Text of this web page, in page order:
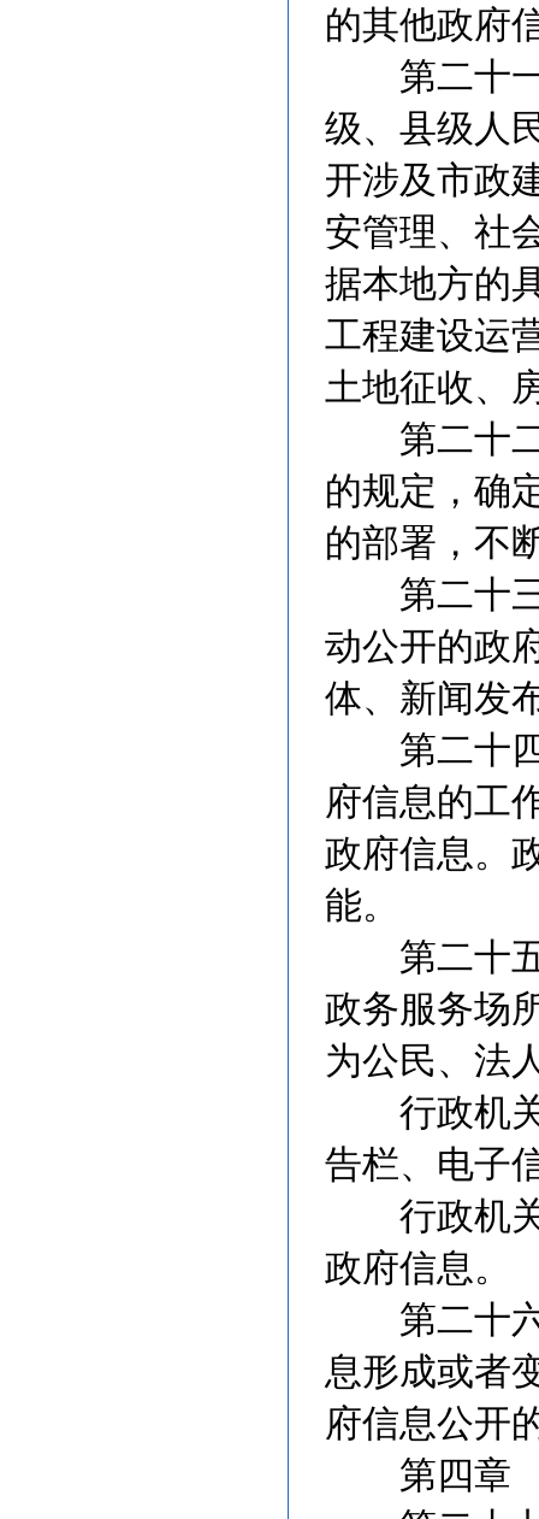
的其他政府
第二十一
级、县级人
开涉及市政
安管理、社
据本地方的
工程建设运
土地征收、
第二十二
的规定，确
的部署，不
第二十三
动公开的政
体、新闻发
第二十四
府信息的工
政府信息。
能。
第二十五
政务服务场
为公民、法
行政机关
告栏、电子
行政机关
政府信息。
第二十六
息形成或者
府信息公开
第四章